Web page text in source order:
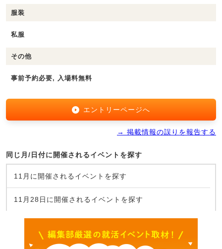
服装
私服
その他
事前予約必要, 入場料無料
エントリーページへ
→ 掲載情報の誤りを報告する
同じ月/日付に開催されるイベントを探す
11月に開催されるイベントを探す
11月28日に開催されるイベントを探す